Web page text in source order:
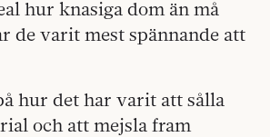
hur knasiga dom än må
de varit mest spännande att
hur det har varit att sålla
och att mejsla fram